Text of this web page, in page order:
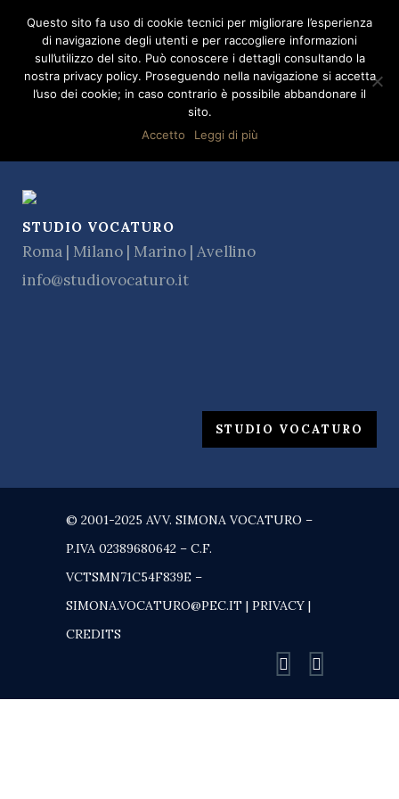
ARCHIVE
No posts were found.
STUDIO VOCATURO
Roma | Milano | Marino | Avellino
info@studiovocaturo.it
STUDIO VOCATURO
© 2001-2025 AVV. SIMONA VOCATURO –
P.IVA 02389680642 – C.F.
VCTSMN71C54F839E –
SIMONA.VOCATURO@PEC.IT | PRIVACY |
CREDITS
Questo sito fa uso di cookie tecnici per migliorare l’esperienza
di navigazione degli utenti e per raccogliere informazioni
sull’utilizzo del sito. Può conoscere i dettagli consultando la
nostra privacy policy. Proseguendo nella navigazione si accetta
l’uso dei cookie; in caso contrario è possibile abbandonare il
sito.
Accetto
Leggi di più